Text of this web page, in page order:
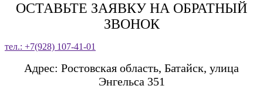
ОСТАВЬТЕ ЗАЯВКУ НА ОБРАТНЫЙ
ЗВОНОК
тел.: +7(928) 107-41-01
Адрес: Ростовская область, Батайск, улица
Энгельса 351